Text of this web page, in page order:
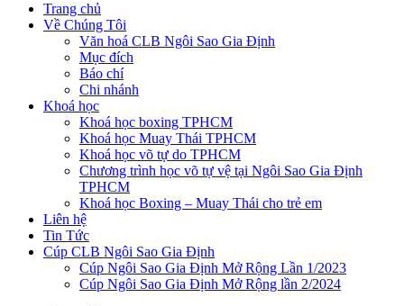
Trang chủ
Về Chúng Tôi
Văn hoá CLB Ngôi Sao Gia Định
Mục đích
Báo chí
Chi nhánh
Khoá học
Khoá học boxing TPHCM
Khoá học Muay Thái TPHCM
Khoá học võ tự do TPHCM
Chương trình học võ tự vệ tại Ngôi Sao Gia Định
TPHCM
Khoá học Boxing – Muay Thái cho trẻ em
Liên hệ
Tin Tức
Cúp CLB Ngôi Sao Gia Định
Cúp Ngôi Sao Gia Định Mở Rộng Lần 1/2023
Cúp Ngôi Sao Gia Định Mở Rộng lần 2/2024